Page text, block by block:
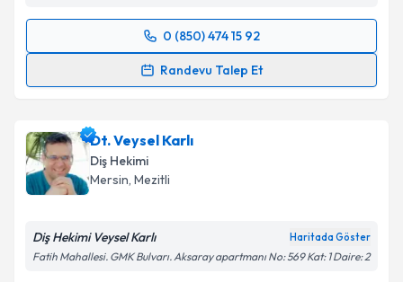
Takvim Talebini Gönder
0 (850) 474 15 92
Randevu Talep Et
Randevu Takvimi Talebi
takvim hazırlandığında e-posta ile bilgilendireceğiz.
E-posta Adresiniz
Kişisel verilerimin işlenmesine ilişkinAydınlatma
Dt. Veysel Karlı
Diş Hekimi
Mersin, Mezitli
Diş Hekimi Veysel Karlı Haritada Göster
Fatih Mahallesi. GMK Bulvarı. Aksaray apartmanı No: 569 Kat: 1 Daire: 2